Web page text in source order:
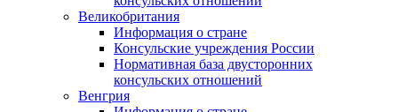
Великобритания
Информация о стране
Консульские учреждения России
Нормативная база двусторонних
консульских отношений
Венгрия